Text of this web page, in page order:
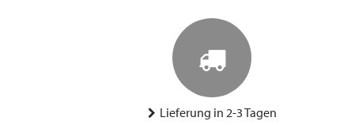
Lieferung in 2-3 Tagen